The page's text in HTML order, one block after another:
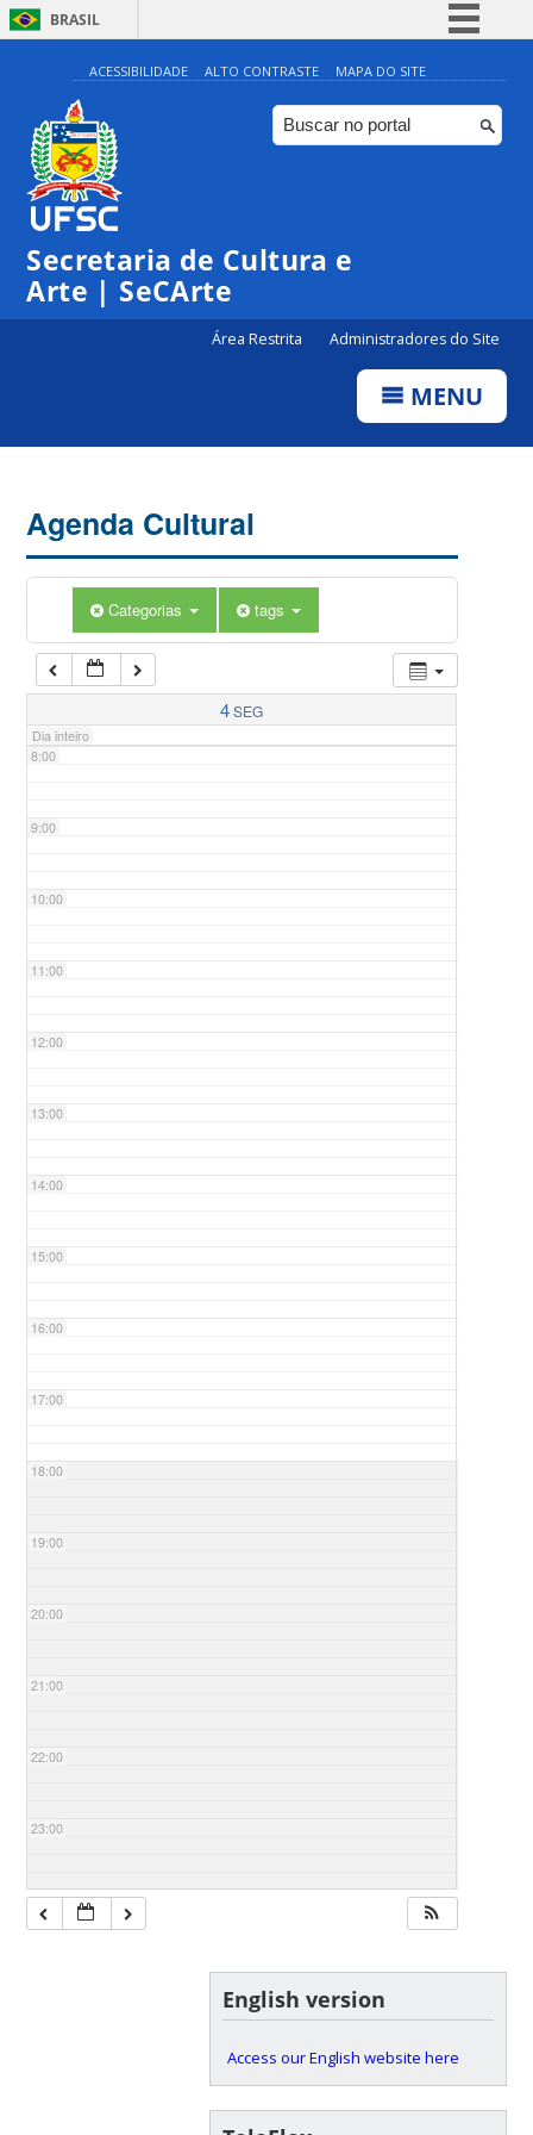
BRASIL
Simplifique!
Comunica BR
Participe
ACESSIBILIDADE ALTO CONTRASTE MAPA DO SITE
Secretaria de Cultura e
Arte | SeCArte
Área Restrita Administradores do Site
MENU
Agenda Cultural
Categorias tags
4SEG
Dia inteiro
0:00
1:00
5:00
7:00
8:00
9:00
10:00
11:00
12:00
13:00
14:00
15:00
16:00
17:00
18:00
19:00
20:00
21:00
22:00
23:00
English version
Access our English website here